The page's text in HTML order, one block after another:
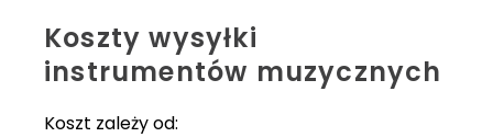
Koszty wysyłki
instrumentów muzycznych
Koszt zależy od: